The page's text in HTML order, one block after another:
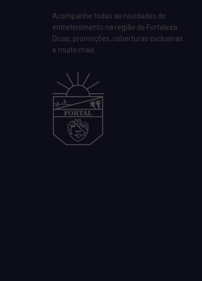
Acompanhe todas as novidades do
entretenimento na região de Fortaleza.
Dicas, promoções, coberturas exclusivas
e muito mais.